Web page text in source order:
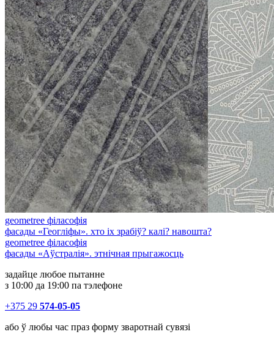
geometree філасофія
фасады «Геогліфы». хто іх зрабіў? калі? навошта?
geometree філасофія
фасады «Аўстралія». этнічная прыгажосць
задайце любое пытанне
з 10:00 да 19:00 па тэлефоне
+375 29 574-05-05
або ў любы час праз форму зваротнай сувязі